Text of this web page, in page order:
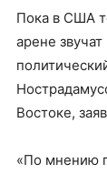
Пока в США
арене
Востоке,
«По мнению